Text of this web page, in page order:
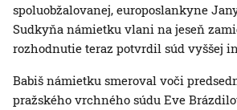
spoluobžalovanej, europoslankyne
Sudkyňa námietku vlani na jeseň
rozhodnutie teraz potvrdil súd vyššej
Babiš námietku smeroval voči
pražského vrchného súdu Eve